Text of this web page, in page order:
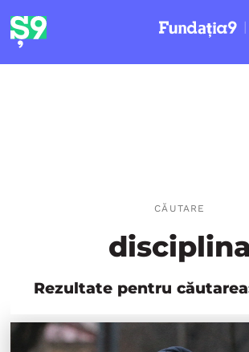
CĂUTARE
disciplina
Rezultate pentru